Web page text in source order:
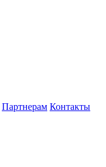
Партнерам Контакты